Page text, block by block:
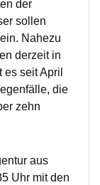
der
sollen
Nahezu
derzeit in
seit April
die
zehn
aus
Uhr mit den